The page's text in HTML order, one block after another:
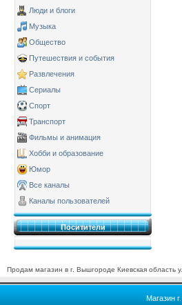
Люди и блоги
Музыка
Общество
Путешествия и события
Развлечения
Сериалы
Спорт
Транспорт
Фильмы и анимация
Хобби и образование
Юмор
Все каналы
Каналы пользователей
Поситители
Продам магазин в г. Вышгороде Киевская область
Магазин